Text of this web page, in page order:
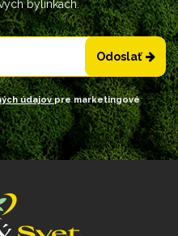
bylinkách.
Odoslať
údajovpre marketingové